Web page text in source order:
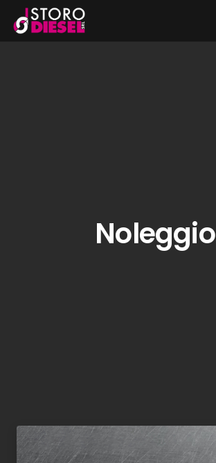
Noleggio